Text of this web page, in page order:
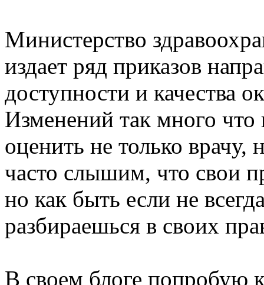
Министерство
издает ряд приказов
доступности и качества
Изменений так много
оценить не только
часто слышим, что свои
но как быть если не
разбираешься в своих
В своем блоге попробую